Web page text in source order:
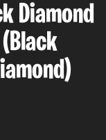
Diamond
(Black